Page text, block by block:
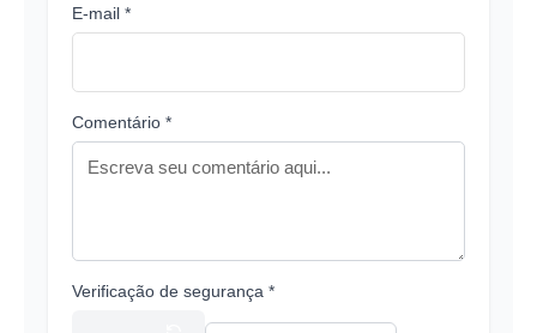
E-mail *
Comentário *
Verificação de segurança *